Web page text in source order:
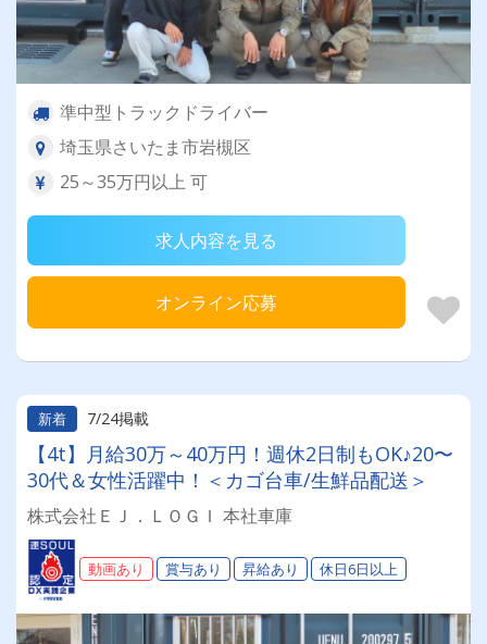
準中型トラックドライバー
埼玉県さいたま市岩槻区
25～35万円以上 可
求人内容を見る
オンライン応募
新着 7/24掲載
【4t】月給30万～40万円！週休2日制もOK♪20〜
30代＆女性活躍中！＜カゴ台車/生鮮品配送＞
株式会社ＥＪ．ＬＯＧＩ 本社車庫
動画あり 賞与あり 昇給あり 休日6日以上